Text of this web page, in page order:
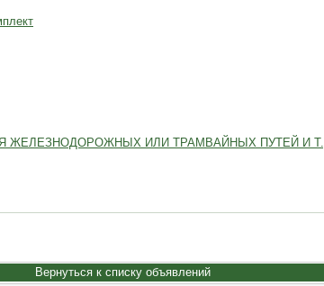
ЖЕЛЕЗНОДОРОЖНЫХ ИЛИ ТРАМВАЙНЫХ ПУТЕЙ И
Вернуться к списку объявлений